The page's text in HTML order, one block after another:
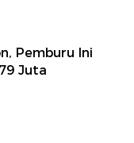
Pemburu Ini
Juta